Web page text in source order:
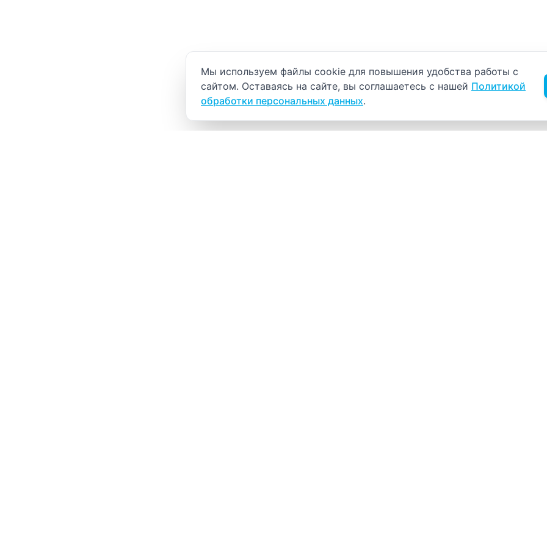
Уведомление об использовании cookie
Мы используем файлы cookie для повышения удобства работы с
сайтом. Оставаясь на сайте, вы соглашаетесь с нашей Политикой
обработки персональных данных.